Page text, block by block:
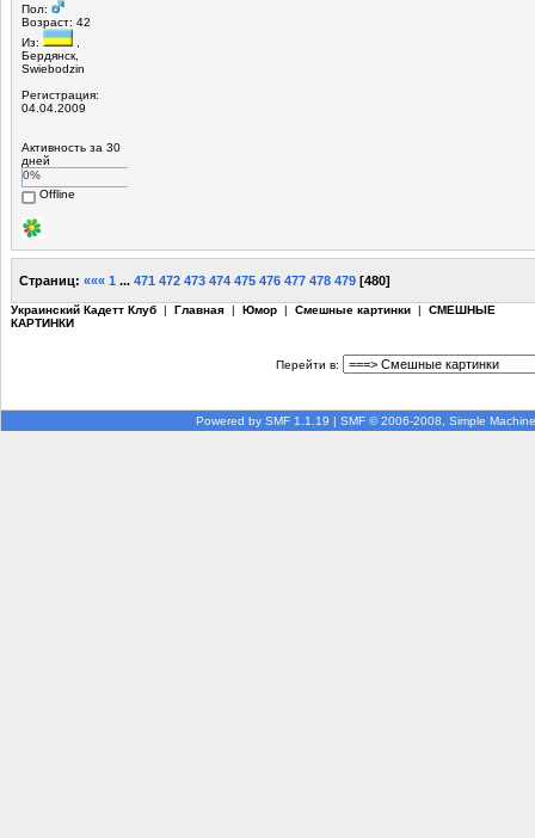
Пол:
Возраст: 42
Из:
Бердянск,
Swiebodzin
Регистрация:
04.04.2009
Активность за 30
дней
0%
Offline
Страниц: ««« 1 ... 471 472 473 474 475 476 477 478 479 [480]
Украинский Кадетт Клуб | Главная | Юмор | Смешные картинки | СМЕШНЫЕ
КАРТИНКИ
Перейти в:
Powered by SMF 1.1.19 | SMF © 2006-2008, Simple